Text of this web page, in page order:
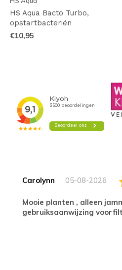
HS Aqua Bacto Turbo,
opstartbacteriën
€10,95
Carolynn 05-08-2026
Mooie planten , alleen jammer geen
gebruiksaanwijzing